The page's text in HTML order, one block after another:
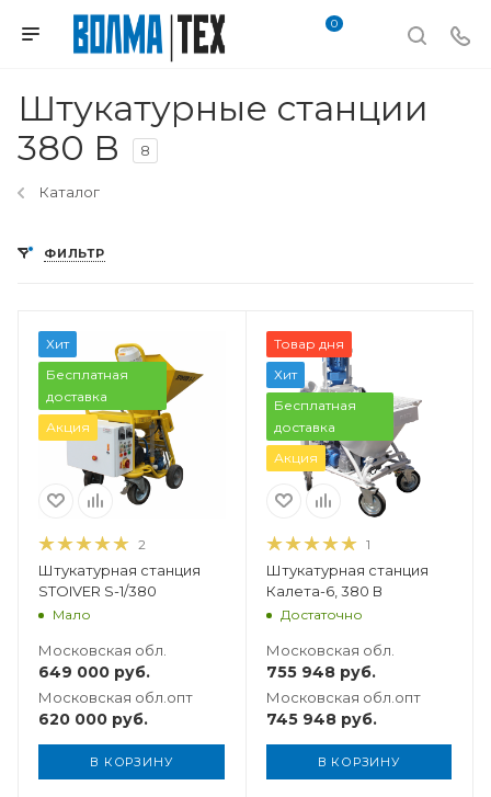
0
Штукатурные станции
380 В
8
Каталог
ФИЛЬТР
Хит
Бесплатная
доставка
Акция
2
Штукатурная станция
STOIVER S-1/380
Мало
Московская обл.
649 000 руб.
Московская обл.опт
620 000 руб.
В КОРЗИНУ
Товар дня
Хит
Бесплатная
доставка
Акция
Вес, кг
250 кг.
Тип смеси
известково-гипсовая,
известково-цементная,
самовыравнивающиеся
1
Штукатурная станция
Калета-6, 380 В
Достаточно
Московская обл.
755 948руб.
Московская обл.опт
745 948руб.
В КОРЗИНУ